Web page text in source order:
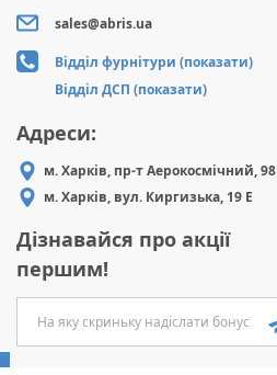
sales@abris.ua
Відділ фурнітури (показати)
Відділ ДСП (показати)
Адреси:
м. Харків, пр-т Аерокосмічний, 98
м. Харків, вул. Киргизька, 19 Е
Дізнавайся про акції
першим!